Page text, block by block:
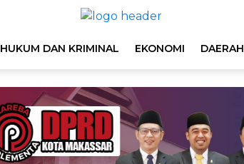
HUKUM DAN KRIMINAL EKONOMI DAERAH